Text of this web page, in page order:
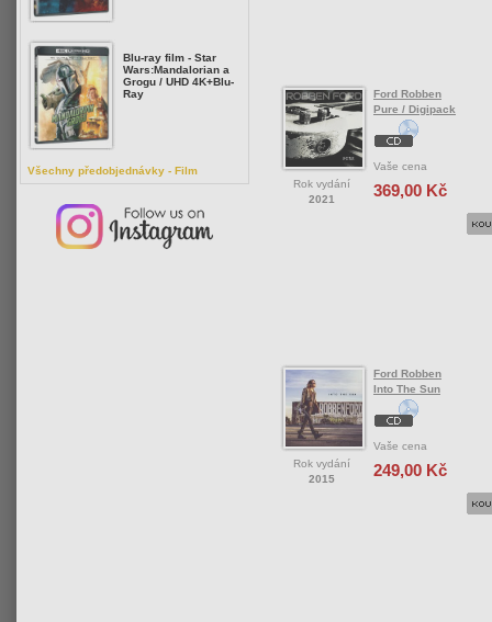
Rok vydání
2021
Ford Robben
Pure / Digipack
Vaše cena
369,00 Kč
Rok vydání
2015
Ford Robben
Into The Sun
Vaše cena
249,00 Kč
Blu-ray film - Star
Wars:Mandalorian a
Grogu / UHD 4K+Blu-
Ray
Všechny předobjednávky - Film